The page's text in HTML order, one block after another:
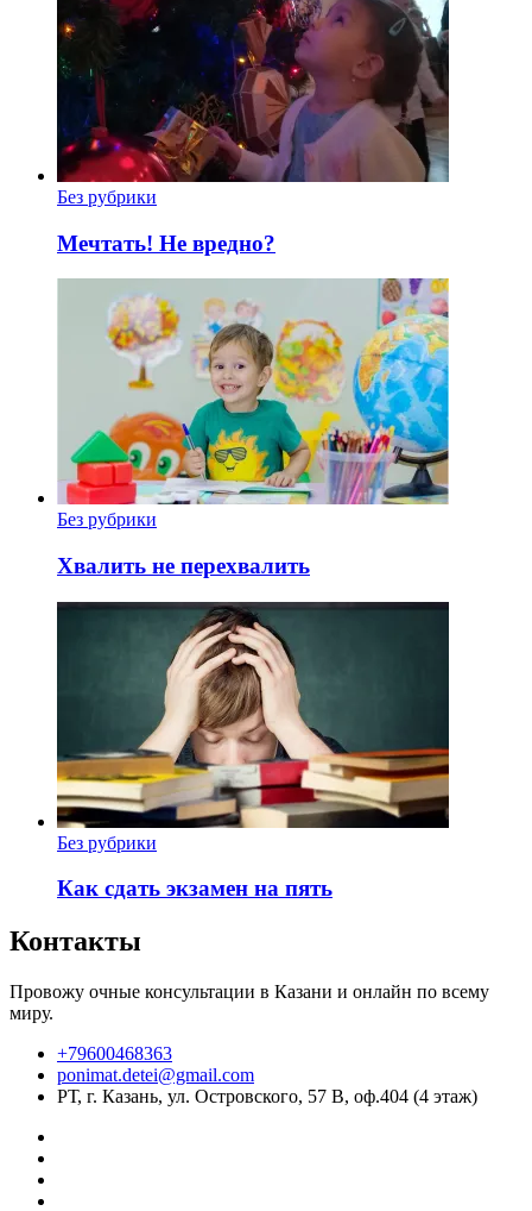
Без рубрики
Мечтать! Не вредно?
Без рубрики
Хвалить не перехвалить
Без рубрики
Как сдать экзамен на пять
Контакты
Провожу очные консультации в Казани и онлайн по всему
миру.
+79600468363
ponimat.detei@gmail.com
РТ, г. Казань, ул. Островского, 57 В, оф.404 (4 этаж)